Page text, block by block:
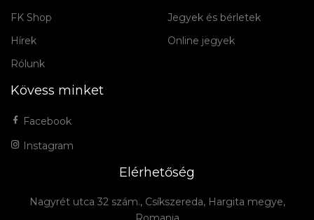
FK Shop
Hírek
Rólunk
Jegyek és bérletek
Online jegyek
Kövess minket
Facebook
Instagram
Elérhetőség
Nagyrét utca 32 szám., Csíkszereda, Hargita megye,